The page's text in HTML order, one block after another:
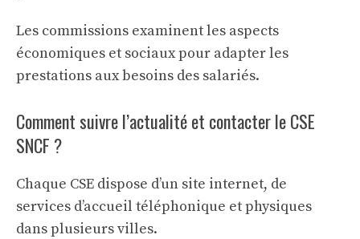
Les commissions examinent les aspects
économiques et sociaux pour adapter les
prestations aux besoins des salariés.
Comment suivre l’actualité et contacter le CSE
SNCF ?
Chaque CSE dispose d’un site internet, de
services d’accueil téléphonique et physiques
dans plusieurs villes.